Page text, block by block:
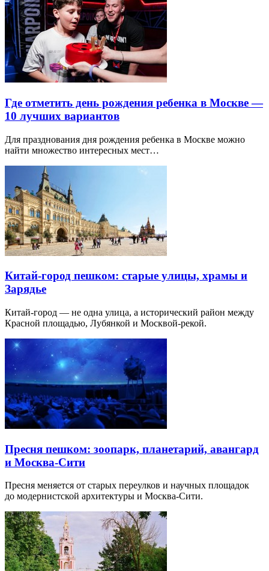
Где отметить день рождения ребенка в Москве —
10 лучших вариантов
Для празднования дня рождения ребенка в Москве можно
найти множество интересных мест…
Китай-город пешком: старые улицы, храмы и
Зарядье
Китай-город — не одна улица, а исторический район между
Красной площадью, Лубянкой и Москвой-рекой.
Пресня пешком: зоопарк, планетарий, авангард
и Москва-Сити
Пресня меняется от старых переулков и научных площадок
до модернистской архитектуры и Москва-Сити.